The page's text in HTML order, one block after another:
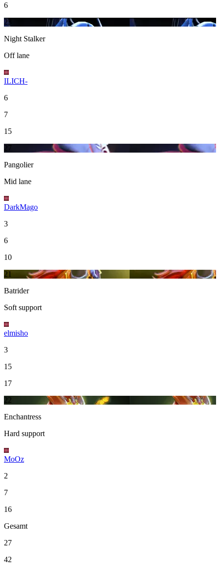
6
23
Night Stalker
Off lane
ILICH-
6
7
15
27
Pangolier
Mid lane
DarkMago
3
6
10
21
Batrider
Soft support
elmisho
3
15
17
22
Enchantress
Hard support
MoOz
2
7
16
Gesamt
27
42